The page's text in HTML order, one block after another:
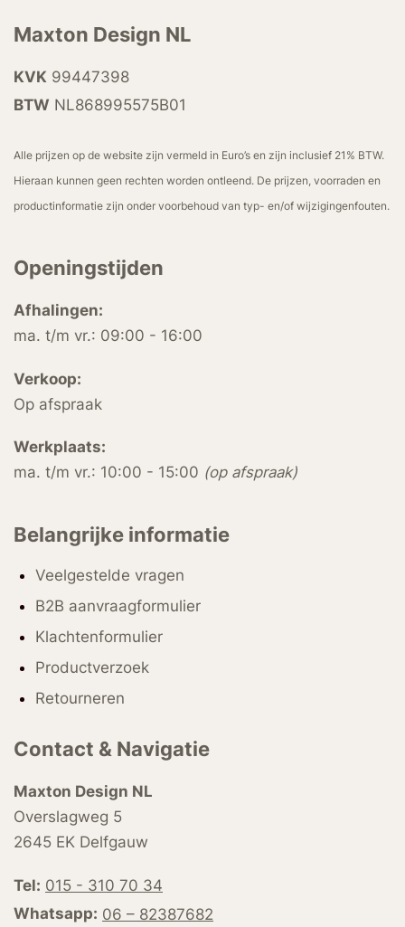
Maxton Design NL
KVK 99447398
BTW NL868995575B01
Alle prijzen op de website zijn vermeld in Euro’s en zijn inclusief 21% BTW.
Hieraan kunnen geen rechten worden ontleend. De prijzen, voorraden en
productinformatie zijn onder voorbehoud van typ- en/of wijzigingenfouten.
Openingstijden
Afhalingen:
ma. t/m vr.: 09:00 - 16:00
Verkoop:
Op afspraak
Werkplaats:
ma. t/m vr.: 10:00 - 15:00 (op afspraak)
Belangrijke informatie
Veelgestelde vragen
B2B aanvraagformulier
Klachtenformulier
Productverzoek
Retourneren
Contact & Navigatie
Maxton Design NL
Overslagweg 5
2645 EK Delfgauw
Tel: 015 - 310 70 34
Whatsapp: 06 – 82387682